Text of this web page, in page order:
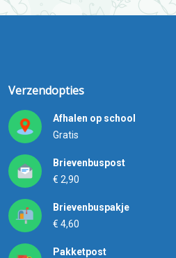
Verzendopties
Afhalen op school
Gratis
Brievenbuspost
€ 2,90
Brievenbuspakje
€ 4,60
Pakketpost